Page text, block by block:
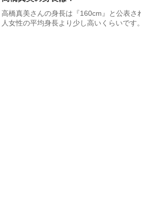
高橋真美さんの身長は『160cm』と公表さ
人女性の平均身長より少し高いくらいです。